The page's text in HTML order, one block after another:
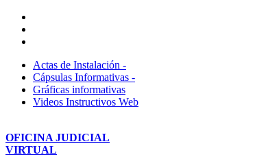
Actas de Instalación -
Cápsulas Informativas -
Gráficas informativas
Videos Instructivos Web
OFICINA JUDICIAL
VIRTUAL